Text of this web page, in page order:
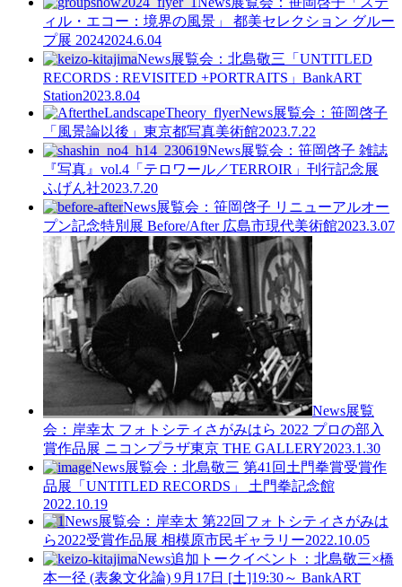
ィル・エコー：境界の風景」 都美セレクション グルー
プ展 20242024.6.04
News展覧会：北島敬三「UNTITLED
RECORDS : REVISITED +PORTRAITS」BankART
Station2023.8.04
News展覧会：笹岡啓子
「風景論以後」東京都写真美術館2023.7.22
News展覧会：笹岡啓子 雑誌
『写真』vol.4「テロワール／TERROIR」刊行記念展
ふげん社2023.7.20
News展覧会：笹岡啓子 リニューアルオー
プン記念特別展 Before/After 広島市現代美術館2023.3.07
News展覧
会：岸幸太 フォトシティさがみはら 2022 プロの部入
賞作品展 ニコンプラザ東京 THE GALLERY2023.1.30
News展覧会：北島敬三 第41回土門拳賞受賞作
品展「UNTITLED RECORDS」 土門拳記念館
2022.10.19
News展覧会：岸幸太 第22回フォトシティさがみは
ら2022受賞作品展 相模原市民ギャラリー2022.10.05
News追加トークイベント：北島敬三×橋
本一径 (表象文化論) 9月17日 [土]19:30～ BankART